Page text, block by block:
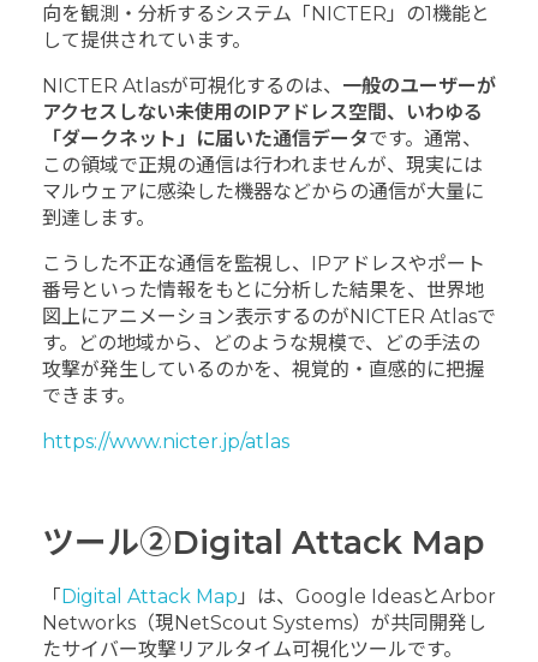
向を観測・分析するシステム「NICTER」の1機能と
して提供されています。
NICTER Atlasが可視化するのは、 一般のユーザーが
アクセスしない未使用のIPアドレス空間、いわゆる
「ダークネット」に届いた通信データです。通常、
この領域で正規の通信は行われませんが、現実には
マルウェアに感染した機器などからの通信が大量に
到達します。
こうした不正な通信を監視し、IPアドレスやポート
番号といった情報をもとに分析した結果を、世界地
図上にアニメーション表示するのがNICTER Atlasで
す。どの地域から、どのような規模で、どの手法の
攻撃が発生しているのかを、視覚的・直感的に把握
できます。
https://www.nicter.jp/atlas
ツール②Digital Attack Map
「Digital Attack Map 」は、Google IdeasとArbor
Networks（現NetScout Systems）が共同開発し
たサイバー攻撃リアルタイム可視化ツールです。